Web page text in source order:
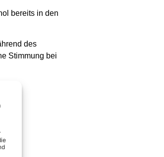
bereits in den
des
Stimmung bei